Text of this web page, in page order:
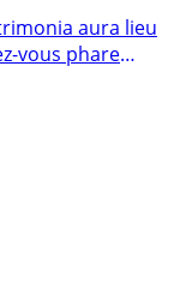
des
vous phare